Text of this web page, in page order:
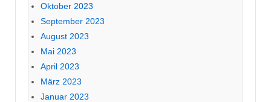
Oktober 2023
September 2023
August 2023
Mai 2023
April 2023
März 2023
Januar 2023